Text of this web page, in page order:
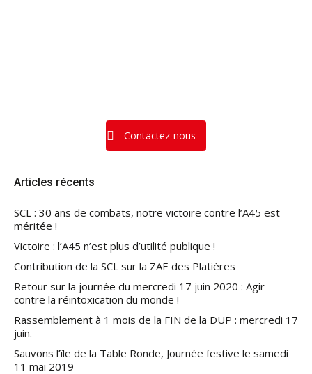
Contactez-nous
Articles récents
SCL : 30 ans de combats, notre victoire contre l’A45 est
méritée !
Victoire : l’A45 n’est plus d’utilité publique !
Contribution de la SCL sur la ZAE des Platières
Retour sur la journée du mercredi 17 juin 2020 : Agir
contre la réintoxication du monde !
Rassemblement à 1 mois de la FIN de la DUP : mercredi 17
juin.
Sauvons l’île de la Table Ronde, Journée festive le samedi
11 mai 2019